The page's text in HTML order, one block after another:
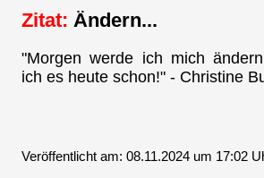
Zitat: Ändern...
"Morgen werde ich mich
ich es heute schon!" - Christine
Veröffentlicht am: 08.11.2024 um 17:02